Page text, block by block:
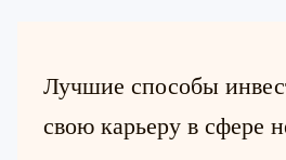
Лучшие способы
свою карьеру в сфере